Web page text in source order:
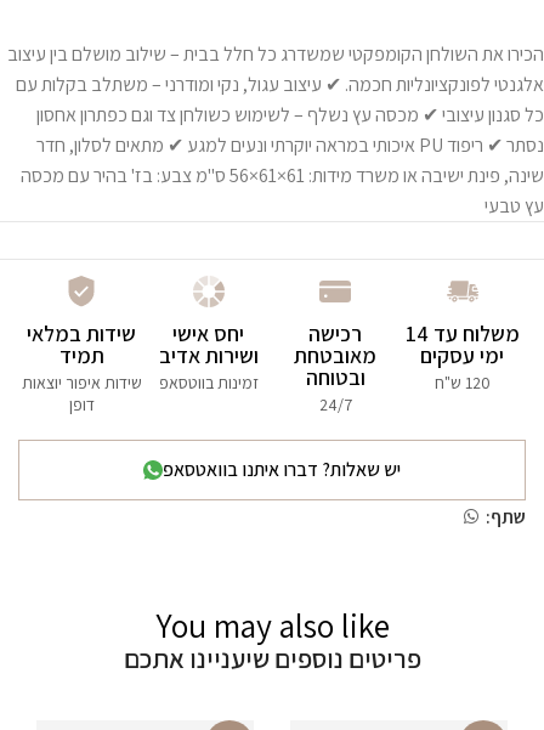
הכירו את השולחן הקומפקטי שמשדרג כל חלל בבית – שילוב מושלם בין עיצוב
אלגנטי לפונקציונליות חכמה. ✔ עיצוב עגול, נקי ומודרני – משתלב בקלות עם
כל סגנון עיצובי ✔ מכסה עץ נשלף – לשימוש כשולחן צד וגם כפתרון אחסון
נסתר ✔ ריפוד PU איכותי במראה יוקרתי ונעים למגע ✔ מתאים לסלון, חדר
שינה, פינת ישיבה או משרד מידות: 61×61×56 ס"מ צבע: בז' בהיר עם מכסה
עץ טבעי
משלוח עד 14
ימי עסקים
120 ש"ח
רכישה
מאובטחת
ובטוחה
24/7
יחס אישי
ושירות אדיב
זמינות בווטסאפ
שידות במלאי
תמיד
שידות איפור יוצאות
דופן
יש שאלות? דברו איתנו בוואטסאפ
שתף:
You may also like
פריטים נוספים שיעניינו אתכם